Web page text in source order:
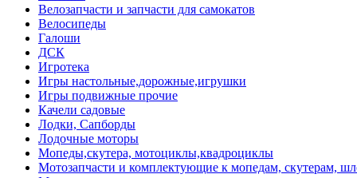
Велозапчасти и запчасти для самокатов
Велосипеды
Галоши
ДСК
Игротека
Игры настольные,дорожные,игрушки
Игры подвижные прочие
Качели садовые
Лодки, Сапборды
Лодочные моторы
Мопеды,скутера, мотоциклы,квадроциклы
Мотозапчасти и комплектующие к мопедам, скутерам,